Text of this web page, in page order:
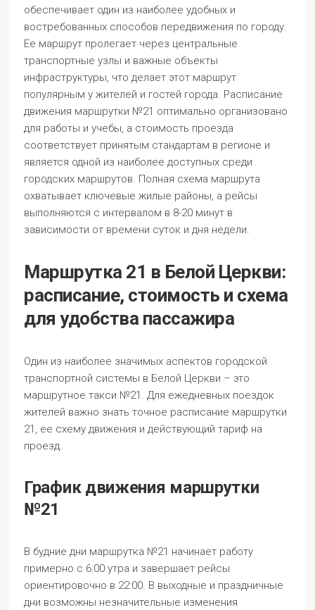
обеспечивает один из наиболее удобных и
востребованных способов передвижения по городу.
Ее маршрут пролегает через центральные
транспортные узлы и важные объекты
инфраструктуры, что делает этот маршрут
популярным у жителей и гостей города. Расписание
движения маршрутки №21 оптимально организовано
для работы и учебы, а стоимость проезда
соответствует принятым стандартам в регионе и
является одной из наиболее доступных среди
городских маршрутов. Полная схема маршрута
охватывает ключевые жилые районы, а рейсы
выполняются с интервалом в 8-20 минут в
зависимости от времени суток и дня недели.
Маршрутка 21 в Белой Церкви:
расписание, стоимость и схема
для удобства пассажира
Один из наиболее значимых аспектов городской
транспортной системы в Белой Церкви – это
маршрутное такси №21. Для ежедневных поездок
жителей важно знать точное расписание маршрутки
21, ее схему движения и действующий тариф на
проезд.
График движения маршрутки
№21
В будние дни маршрутка №21 начинает работу
примерно с 6:00 утра и завершает рейсы
ориентировочно в 22:00. В выходные и праздничные
дни возможны незначительные изменения